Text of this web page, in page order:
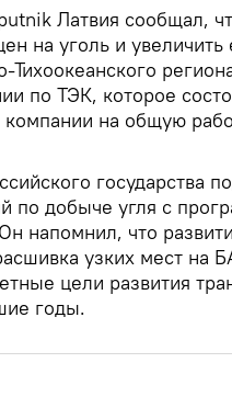
Латвия сообщал,
на уголь и
Тихоокеанского
по ТЭК, которое
на общую
государства
по добыче угля с
напомнил, что
узких мест на
цели развития
годы.